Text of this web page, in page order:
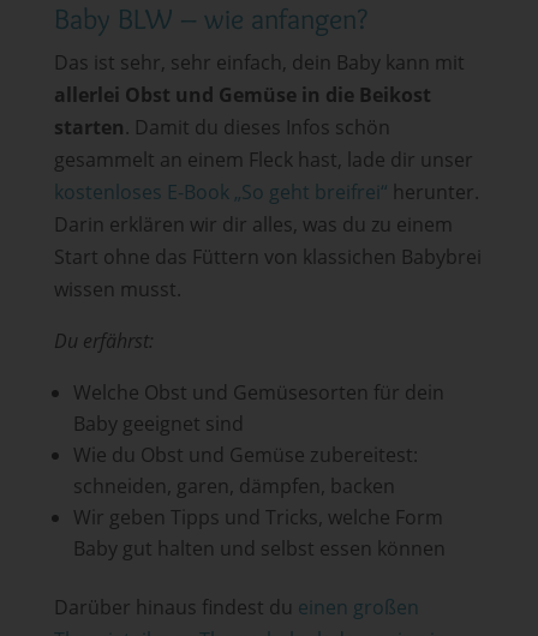
Baby BLW – wie anfangen?
Das ist sehr, sehr einfach, dein Baby kann mit
allerlei Obst und Gemüse in die Beikost
starten. Damit du dieses Infos schön
gesammelt an einem Fleck hast, lade dir unser
kostenloses E-Book „So geht breifrei“ herunter.
Darin erklären wir dir alles, was du zu einem
Start ohne das Füttern von klassichen Babybrei
wissen musst.
Du erfährst:
Welche Obst und Gemüsesorten für dein
Baby geeignet sind
Wie du Obst und Gemüse zubereitest:
schneiden, garen, dämpfen, backen
Wir geben Tipps und Tricks, welche Form
Baby gut halten und selbst essen können
Darüber hinaus findest du einen großen